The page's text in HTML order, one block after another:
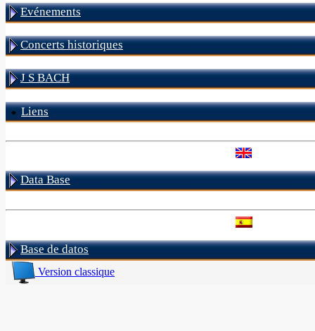
Evénements
Concerts historiques
J S BACH
Liens
Data Base
Base de datos
Version classique